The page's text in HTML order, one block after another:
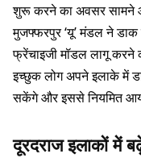
शुरू करने का अवसर सामने
मुजफ्फरपुर ‘यू’ मंडल ने
फ्रेंचाइजी मॉडल लागू
इच्छुक लोग अपने इलाके में
सकेंगे और इससे नियमित आय
दूरदराज इलाकों में